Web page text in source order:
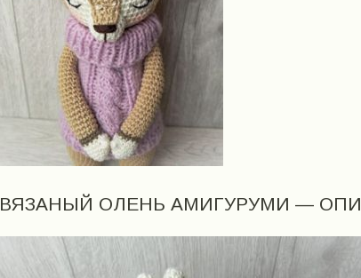
ВЯЗАНЫЙ ОЛЕНЬ АМИГУРУМИ —